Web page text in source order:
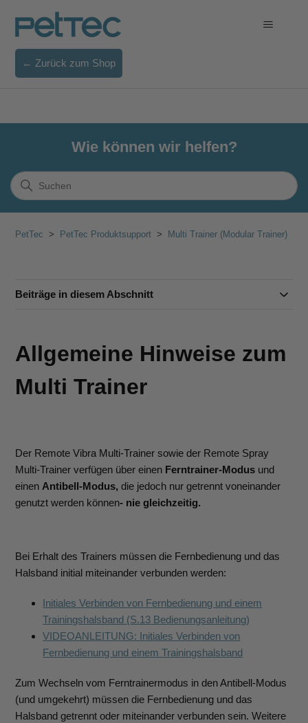
← Zurück zum Shop
Wie können wir helfen?
PetTec PetTec Produktsupport Multi Trainer (Modular Trainer)
Beiträge in diesem Abschnitt
Allgemeine Hinweise zum
Multi Trainer
Der Remote Vibra Multi-Trainer sowie der Remote Spray
Multi-Trainer verfügen über einen Ferntrainer-Modus und
einenAntibell-Modus,die jedoch nur getrennt voneinander
genutzt werden können- nie gleichzeitig.
Bei Erhalt des Trainers müssen die Fernbedienung und das
Halsband initial miteinander verbunden werden:
Initiales Verbinden von Fernbedienung und einem
Trainingshalsband (S.13 Bedienungsanleitung)
VIDEOANLEITUNG: Initiales Verbinden von
Fernbedienung und einem Trainingshalsband
Zum Wechseln vom Ferntrainermodus in den Antibell-Modus
(und umgekehrt) müssen die Fernbedienung und das
Halsband getrennt oder miteinander verbunden sein. Weitere